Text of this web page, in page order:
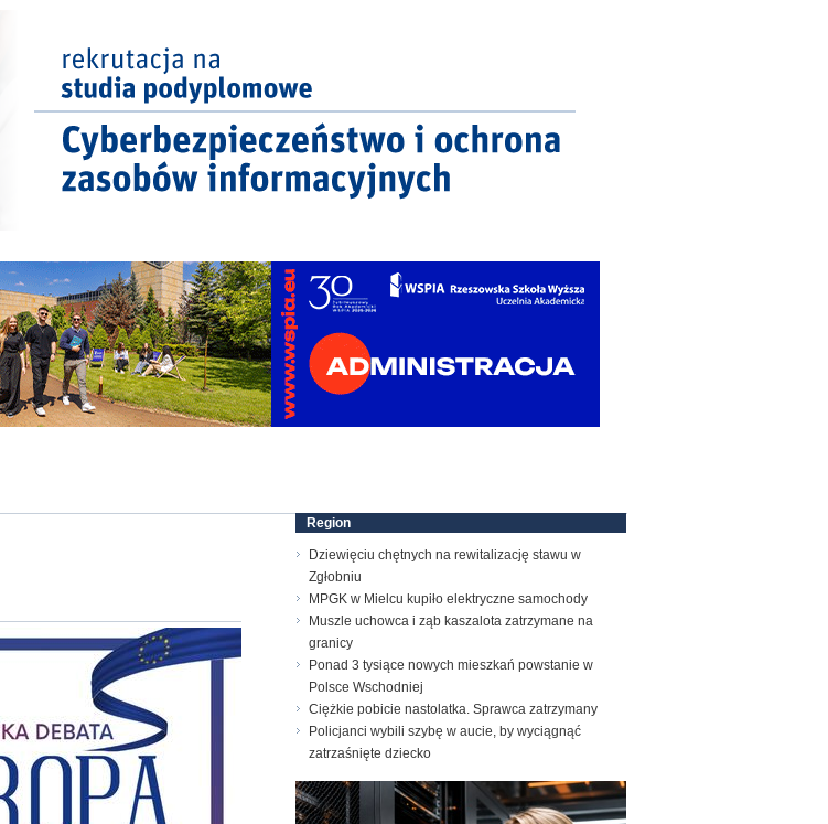
Region
Dziewięciu chętnych na rewitalizację stawu w
Zgłobniu
MPGK w Mielcu kupiło elektryczne samochody
Muszle uchowca i ząb kaszalota zatrzymane na
granicy
Ponad 3 tysiące nowych mieszkań powstanie w
Polsce Wschodniej
Ciężkie pobicie nastolatka. Sprawca zatrzymany
Policjanci wybili szybę w aucie, by wyciągnąć
zatrzaśnięte dziecko